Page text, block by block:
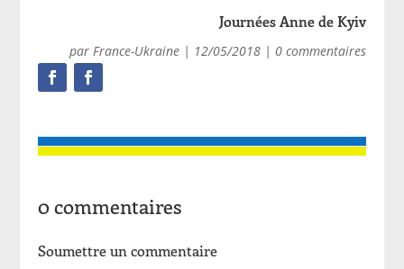
Journées Anne de Kyiv
par France-Ukraine| 12/05/2018| 0 commentaires
0 commentaires
Soumettre un commentaire